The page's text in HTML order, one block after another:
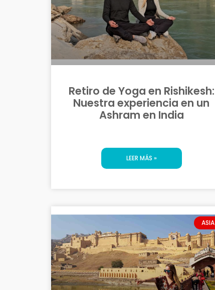
Retiro de Yoga en Rishikesh:
Nuestra experiencia en un
Ashram en India
LEER MÁS »
ASIA